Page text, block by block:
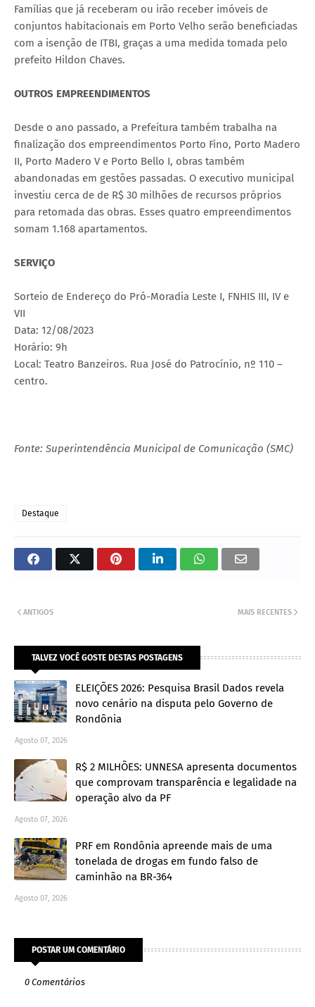
Famílias que já receberam ou irão receber imóveis de
conjuntos habitacionais em Porto Velho serão beneficiadas
com a isenção de ITBI, graças a uma medida tomada pelo
prefeito Hildon Chaves.
OUTROS EMPREENDIMENTOS
Desde o ano passado, a Prefeitura também trabalha na
finalização dos empreendimentos Porto Fino, Porto Madero
II, Porto Madero V e Porto Bello I, obras também
abandonadas em gestões passadas. O executivo municipal
investiu cerca de de R$ 30 milhões de recursos próprios
para retomada das obras. Esses quatro empreendimentos
somam 1.168 apartamentos.
SERVIÇO
Sorteio de Endereço do Pró-Moradia Leste I, FNHIS III, IV e
VII
Data: 12/08/2023
Horário: 9h
Local: Teatro Banzeiros. Rua José do Patrocínio, nº 110 –
centro.
Fonte: Superintendência Municipal de Comunicação (SMC)
Destaque
MAIS RECENTES
ANTIGOS
TALVEZ VOCÊ GOSTE DESTAS POSTAGENS
ELEIÇÕES 2026: Pesquisa Brasil Dados revela
novo cenário na disputa pelo Governo de
Rondônia
Agosto 07, 2026
R$ 2 MILHÕES: UNNESA apresenta documentos
que comprovam transparência e legalidade na
operação alvo da PF
Agosto 07, 2026
PRF em Rondônia apreende mais de uma
tonelada de drogas em fundo falso de
caminhão na BR-364
Agosto 07, 2026
POSTAR UM COMENTÁRIO
0 Comentários